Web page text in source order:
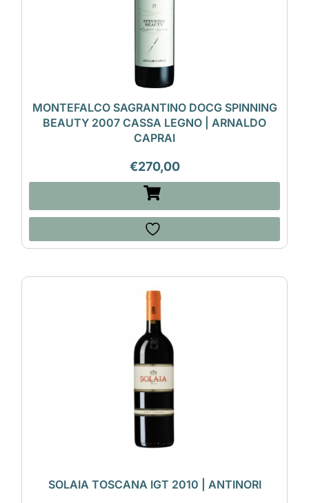
MONTEFALCO SAGRANTINO DOCG SPINNING
BEAUTY 2007 CASSA LEGNO | ARNALDO
CAPRAI
€270,00
SOLAIA TOSCANA IGT 2010 | ANTINORI